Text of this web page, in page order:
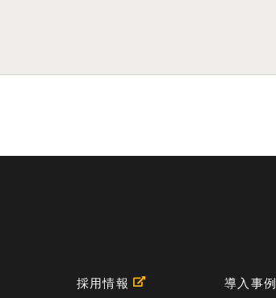
採用情報 導入事例